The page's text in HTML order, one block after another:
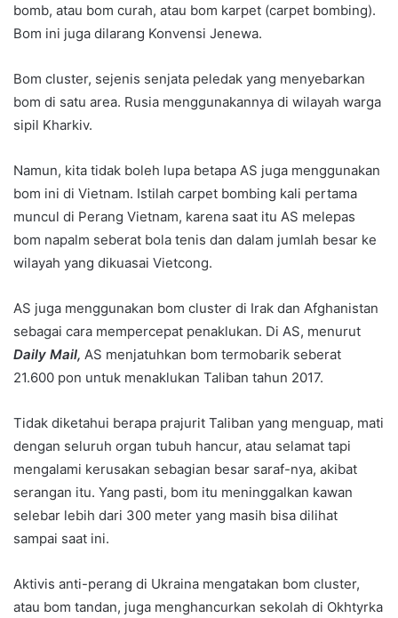
bomb, atau bom curah, atau bom karpet (carpet bombing).
Bom ini juga dilarang Konvensi Jenewa.
Bom cluster, sejenis senjata peledak yang menyebarkan
bom di satu area. Rusia menggunakannya di wilayah warga
sipil Kharkiv.
Namun, kita tidak boleh lupa betapa AS juga menggunakan
bom ini di Vietnam. Istilah carpet bombing kali pertama
muncul di Perang Vietnam, karena saat itu AS melepas
bom napalm seberat bola tenis dan dalam jumlah besar ke
wilayah yang dikuasai Vietcong.
AS juga menggunakan bom cluster di Irak dan Afghanistan
sebagai cara mempercepat penaklukan. Di AS, menurut
Daily Mail, AS menjatuhkan bom termobarik seberat
21.600 pon untuk menaklukan Taliban tahun 2017.
Tidak diketahui berapa prajurit Taliban yang menguap, mati
dengan seluruh organ tubuh hancur, atau selamat tapi
mengalami kerusakan sebagian besar saraf-nya, akibat
serangan itu. Yang pasti, bom itu meninggalkan kawan
selebar lebih dari 300 meter yang masih bisa dilihat
sampai saat ini.
Aktivis anti-perang di Ukraina mengatakan bom cluster,
atau bom tandan, juga menghancurkan sekolah di Okhtyrka